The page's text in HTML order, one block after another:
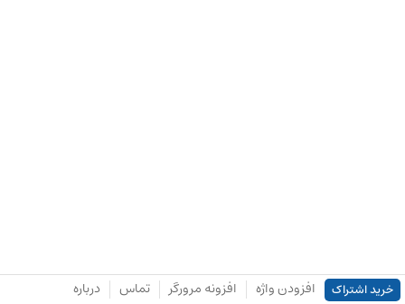
خرید اشتراک افزودن واژه افزونه مرورگر تماس درباره